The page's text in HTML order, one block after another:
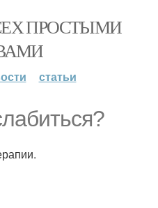
ПРОСТЫМИ
статьи